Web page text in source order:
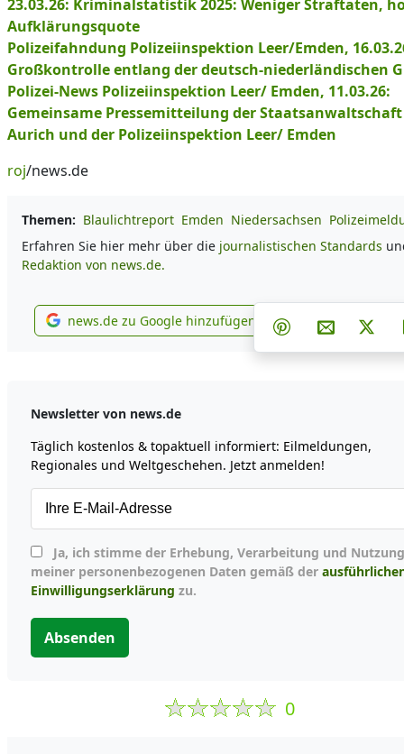
23.03.26: Kriminalstatistik 2025: Weniger Straftaten,
Aufklärungsquote
Polizeifahndung Polizeiinspektion Leer/Emden,
Großkontrolle entlang der deutsch-niederländischen
Polizei-News Polizeiinspektion Leer/ Emden, 11.03.26:
Gemeinsame Pressemitteilung der Staatsanwaltschaft
Aurich und der Polizeiinspektion Leer/ Emden
roj/news.de
Themen: Blaulichtreport Emden Niedersachsen
Erfahren Sie hier mehr über die journalistischen Standards
Redaktion von news.de.
news.de zu Google hinzufügen
news.de zu Google hinzufügen Teilen aufTeilen
Teilen aufPer E-
Newsletter von news.de
Täglich kostenlos & topaktuell informiert: Eilmeldungen,
Regionales und Weltgeschehen. Jetzt anmelden!
meiner personenbezogenen Daten gemäß der
Einwilligungserklärung zu.
Absenden
0